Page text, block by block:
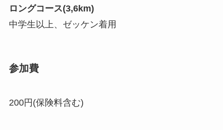
ロングコース(3,6km)
中学生以上、ゼッケン着用
参加費
200円(保険料含む)